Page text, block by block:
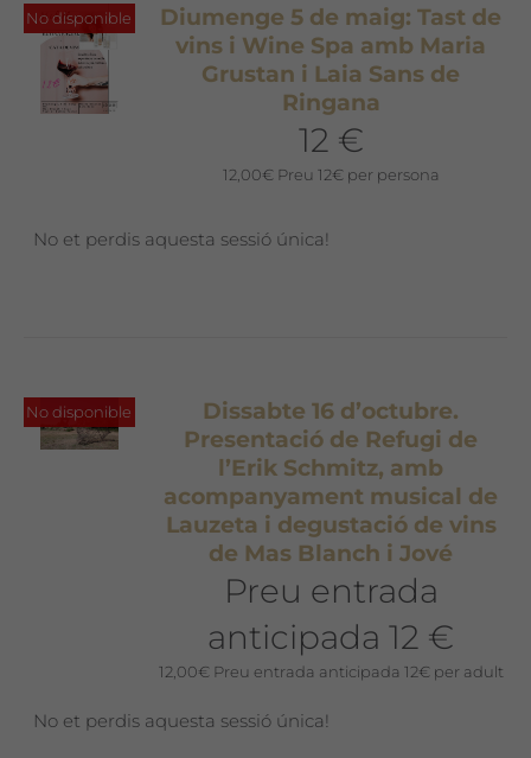
No disponible
Diumenge 5 de maig: Tast de
vins i Wine Spa amb Maria
Grustan i Laia Sans de
Ringana
12 €
12,00€ Preu 12€ per persona
No et perdis aquesta sessió única!
No disponible
Dissabte 16 d’octubre.
Presentació de Refugi de
l’Erik Schmitz, amb
acompanyament musical de
Lauzeta i degustació de vins
de Mas Blanch i Jové
Preu entrada
anticipada 12 €
12,00€ Preu entrada anticipada 12€ per adult
No et perdis aquesta sessió única!